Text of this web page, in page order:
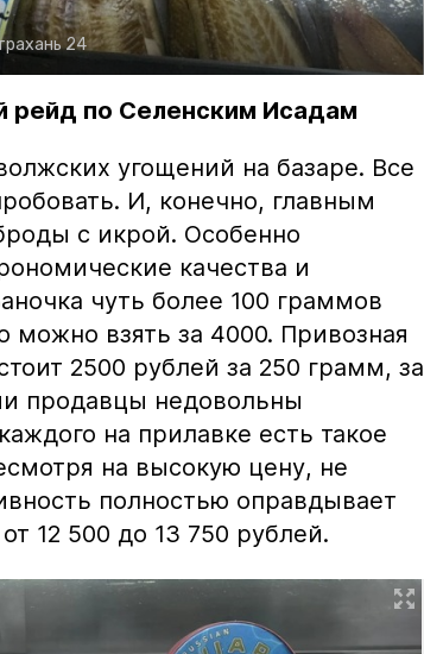
24
рейд по Селенским Исадам
угощений на базаре. Все
И, конечно, главным
с икрой. Особенно
качества и
чуть более 100 граммов
можно взять за 4000. Привозная
2500 рублей за 250 грамм, за
продавцы недовольны
на прилавке есть такое
на высокую цену, не
полностью оправдывает
12 500 до 13 750 рублей.